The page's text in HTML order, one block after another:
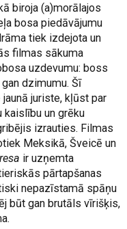
biroja (a)morālajos
bosa piedāvājumu
tiek izdejota un
filmas sākuma
uzdevumu: boss
dzimumu. Šī
juriste, kļūst par
kaislību un grēku
izrauties. Filmas
Meksikā, Šveicē un
ir uzņemta
pārtapšanas
nepazīstamā spāņu
būt gan brutāls vīrišķis,